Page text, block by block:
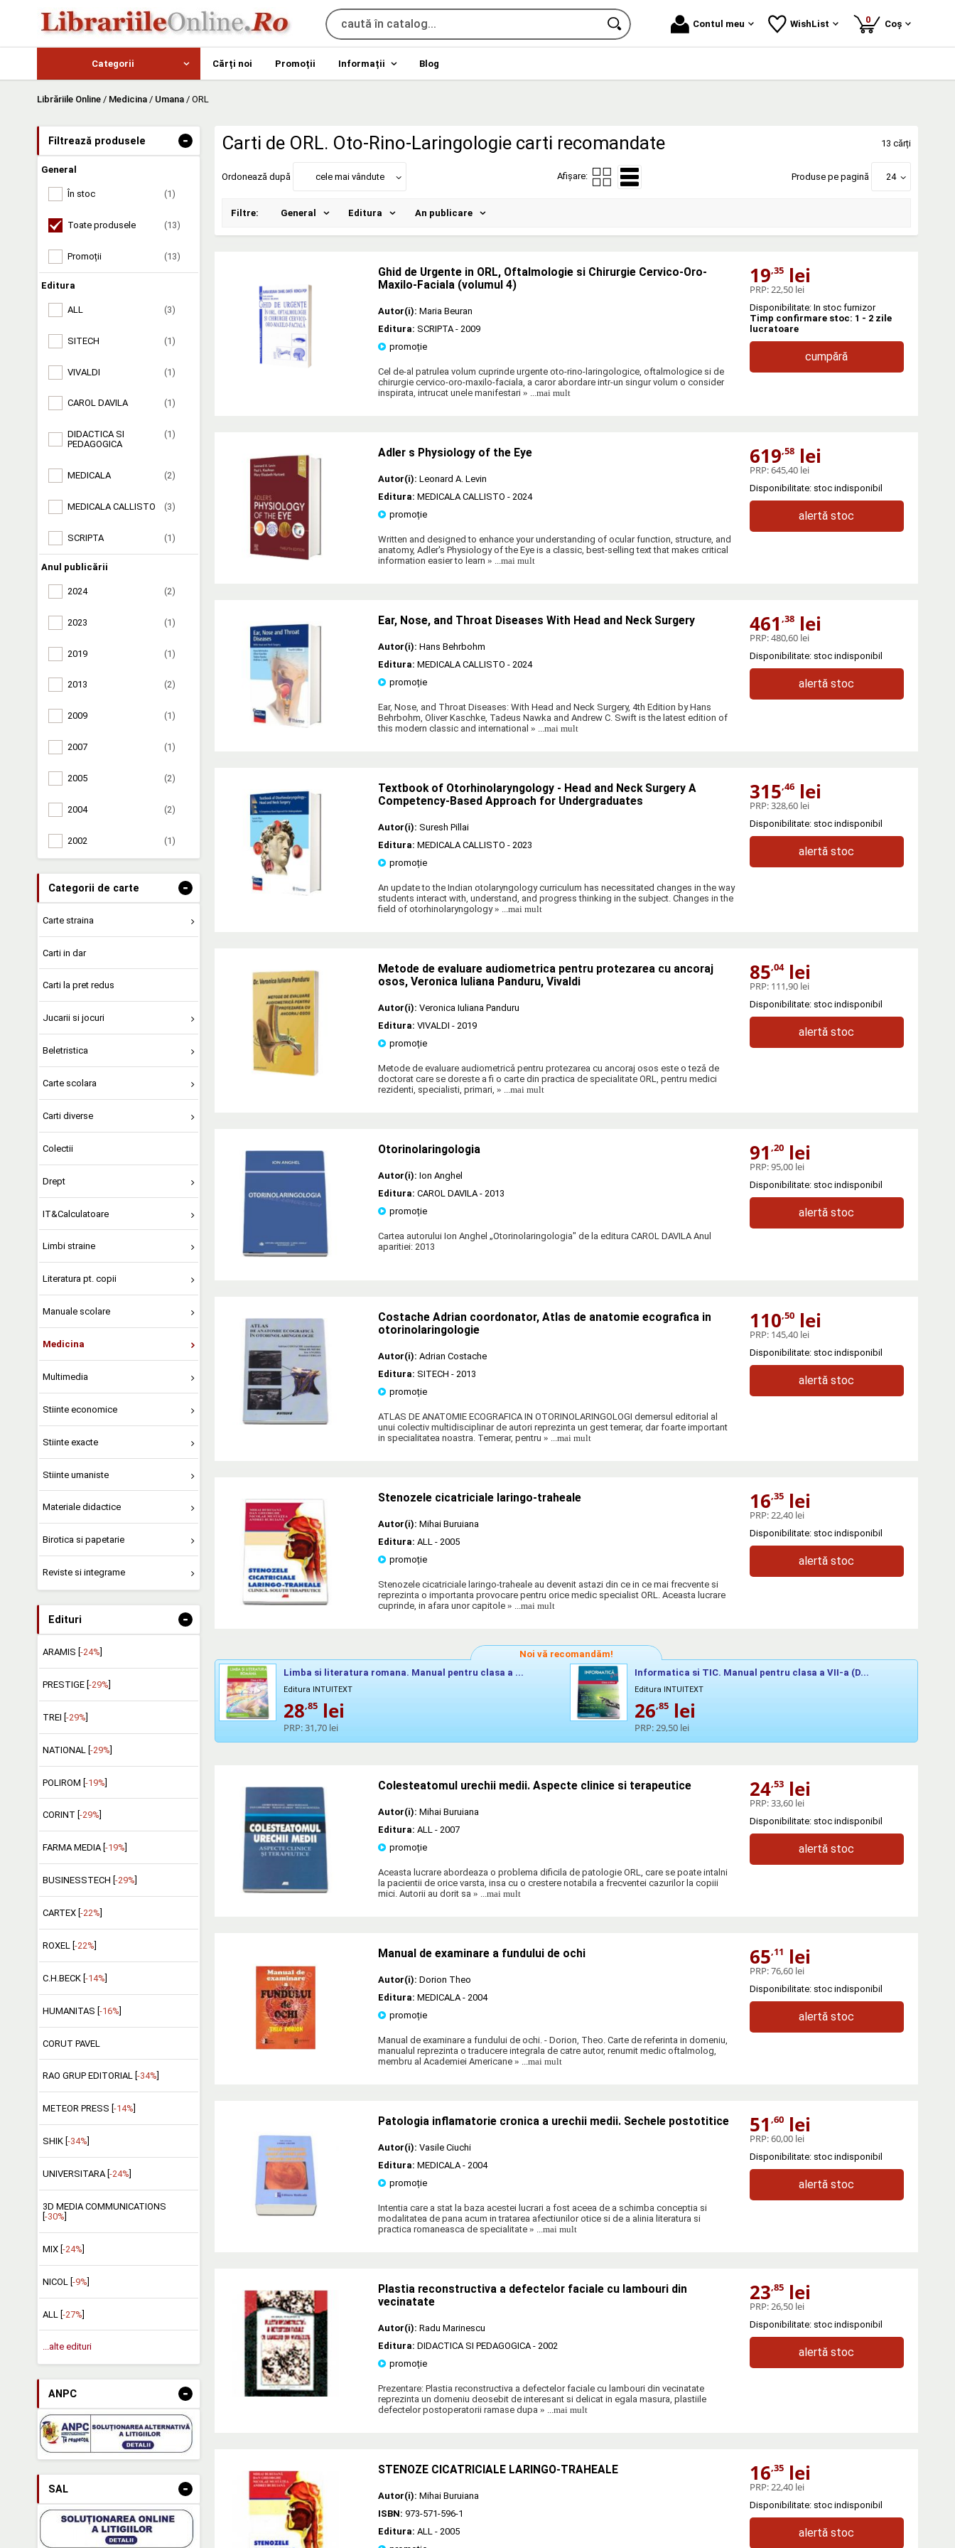
Contul meu WishList 0produse
Coș
Categorii Cărți noi Promoții Informații Blog
Librăriile Online / Medicina / Umana / ORL
Filtrează produsele -
General
În stoc (1)
Toate produsele (13)
Promoții (13)
Editura
ALL (3)
SITECH (1)
VIVALDI (1)
CAROL DAVILA (1)
DIDACTICA SI
PEDAGOGICA
(1)
MEDICALA (2)
MEDICALA CALLISTO (3)
SCRIPTA (1)
Anul publicării
2024 (2)
2023 (1)
2019 (1)
2013 (2)
2009 (1)
2007 (1)
2005 (2)
2004 (2)
2002 (1)
Categorii de carte -
Carte straina
Carti in dar
Carti la pret redus
Jucarii si jocuri
Beletristica
Carte scolara
Carti diverse
Colectii
Drept
IT&Calculatoare
Limbi straine
Literatura pt. copii
Manuale scolare
Medicina
Multimedia
Stiinte economice
Stiinte exacte
Stiinte umaniste
Materiale didactice
Birotica si papetarie
Reviste si integrame
Edituri -
ARAMIS [ -24%
PRESTIGE [ -29%
TREI [ -29%
NATIONAL [-29%]
POLIROM [-19%]
CORINT [ -29%
FARMA MEDIA [ -19%
BUSINESSTECH [ -29%
CARTEX [ -22%
ROXEL [ -22%
C.H.BECK [ -14%
HUMANITAS [-16%]
CORUT PAVEL
RAO GRUP EDITORIAL [ -34%
METEOR PRESS [ -14%
SHIK [ -34%
UNIVERSITARA [ -24%
3D MEDIA COMMUNICATIONS
-30%
MIX [ -24%
NICOL [-9%]
ALL [-27%]
...alte edituri
ANPC -
SAL -
Carti de ORL. Oto-Rino-Laringologie carti recomandate 13 cărți
Ordonează după cele mai vândute Afișare: Produse pe pagină 24
Filtre: General Editura An publicare
Ghid de Urgente in ORL, Oftalmologie si Chirurgie Cervico-Oro-
Maxilo-Faciala (volumul 4)
Autor(i): Maria Beuran
Editura: SCRIPTA - 2009
promoție
Cel de-al patrulea volum cuprinde urgente oto-rino-laringologice, oftalmologice si de
chirurgie cervico-oro-maxilo-faciala, a caror abordare intr-un singur volum o consider
inspirata, intrucat unele manifestari » ...mai mult
19,35lei
PRP: 22,50 lei
Disponibilitate: In stoc furnizor
Timp confirmare stoc: 1 - 2 zile
lucratoare
cumpără
Adler s Physiology of the Eye
Autor(i): Leonard A. Levin
Editura: MEDICALA CALLISTO - 2024
promoție
Written and designed to enhance your understanding of ocular function, structure, and
anatomy, Adler's Physiology of the Eye is a classic, best-selling text that makes critical
information easier to learn » ...mai mult
619,58lei
PRP:645,40 lei
Disponibilitate: stoc indisponibil
alertă stoc
Ear, Nose, and Throat Diseases With Head and Neck Surgery
Autor(i): Hans Behrbohm
Editura: MEDICALA CALLISTO - 2024
promoție
Ear, Nose, and Throat Diseases: With Head and Neck Surgery, 4th Edition by Hans
Behrbohm, Oliver Kaschke, Tadeus Nawka and Andrew C. Swift is the latest edition of
this modern classic and international » ...mai mult
461 ,38lei
PRP:480,60 lei
Disponibilitate: stoc indisponibil
alertă stoc
Textbook of Otorhinolaryngology - Head and Neck Surgery A
Competency-Based Approach for Undergraduates
Autor(i): Suresh Pillai
Editura: MEDICALA CALLISTO - 2023
promoție
An update to the Indian otolaryngology curriculum has necessitated changes in the way
students interact with, understand, and progress thinking in the subject. Changes in the
field of otorhinolaryngology» ...mai mult
315,46lei
PRP:328,60 lei
Disponibilitate: stoc indisponibil
alertă stoc
Metode de evaluare audiometrica pentru protezarea cu ancoraj
osos, Veronica Iuliana Panduru, Vivaldi
Autor(i): Veronica Iuliana Panduru
Editura: VIVALDI - 2019
promoție
Metode de evaluare audiometricǎ pentru protezarea cu ancoraj osos este o tezǎ de
doctorat care se doreste a fi o carte din practica de specialitate ORL, pentru medici
rezidenti, specialisti, primari, » ...mai mult
85,04lei
PRP: 111,90 lei
Disponibilitate: stoc indisponibil
alertă stoc
Otorinolaringologia
Autor(i): Ion Anghel
Editura: CAROL DAVILA - 2013
promoție
Cartea autorului Ion Anghel „Otorinolaringologia" de la editura CAROL DAVILA Anul
aparitiei: 2013
91 ,20lei
PRP:95,00 lei
Disponibilitate: stoc indisponibil
alertă stoc
Costache Adrian coordonator, Atlas de anatomie ecografica in
otorinolaringologie
Autor(i): Adrian Costache
Editura: SITECH - 2013
promoție
ATLAS DE ANATOMIE ECOGRAFICA IN OTORINOLARINGOLOGI demersul editorial al
unui colectiv multidisciplinar de autori reprezinta un gest temerar, dar foarte important
in specialitatea noastra. Temerar, pentru » ...mai mult
110,50lei
PRP: 145,40 lei
Disponibilitate: stoc indisponibil
alertă stoc
Stenozele cicatriciale laringo-traheale
Autor(i): Mihai Buruiana
Editura: ALL - 2005
promoție
Stenozele cicatriciale laringo-traheale au devenit astazi din ce in ce mai frecvente si
reprezinta o importanta provocare pentru orice medic specialist ORL. Aceasta lucrare
cuprinde, in afara unor capitole » ...mai mult
16,35lei
PRP: 22,40 lei
Disponibilitate: stoc indisponibil
alertă stoc
Noi vă recomandăm!
Limba si literatura romana. Manual pentru clasa a ...
Editura INTUITEXT
28,85 lei
PRP:31,70 lei
Informatica si TIC. Manual pentru clasa a VII-a (D...
Editura INTUITEXT
26,85 lei
PRP: 29,50 lei
Colesteatomul urechii medii. Aspecte clinice si terapeutice
Autor(i): Mihai Buruiana
Editura: ALL - 2007
promoție
Aceasta lucrare abordeaza o problema dificila de patologie ORL, care se poate intalni
la pacientii de orice varsta, insa cu o crestere notabila a frecventei cazurilor la copiii
mici. Autorii au dorit sa » ...mai mult
24,53lei
PRP:33,60 lei
Disponibilitate: stoc indisponibil
alertă stoc
Manual de examinare a fundului de ochi
Autor(i): Dorion Theo
Editura: MEDICALA - 2004
promoție
Manual de examinare a fundului de ochi. - Dorion, Theo. Carte de referinta in domeniu,
manualul reprezinta o traducere integrala de catre autor, renumit medic oftalmolog,
membru al Academiei Americane » ...mai mult
65,11 lei
PRP:76,60 lei
Disponibilitate: stoc indisponibil
alertă stoc
Patologia inflamatorie cronica a urechii medii. Sechele postotitice
Autor(i): Vasile Ciuchi
Editura: MEDICALA - 2004
promoție
Intentia care a stat la baza acestei lucrari a fost aceea de a schimba conceptia si
modalitatea de pana acum in tratarea afectiunilor otice si de a alinia literatura si
practica romaneasca de specialitate » ...mai mult
51 ,60lei
PRP:60,00 lei
Disponibilitate: stoc indisponibil
alertă stoc
Plastia reconstructiva a defectelor faciale cu lambouri din
vecinatate
Autor(i): Radu Marinescu
Editura: DIDACTICA SI PEDAGOGICA - 2002
promoție
Prezentare: Plastia reconstructiva a defectelor faciale cu lambouri din vecinatate
reprezinta un domeniu deosebit de interesant si delicat in egala masura, plastiile
defectelor postoperatorii ramase dupa » ...mai mult
23,85lei
PRP: 26,50 lei
Disponibilitate: stoc indisponibil
alertă stoc
STENOZE CICATRICIALE LARINGO-TRAHEALE
Autor(i): Mihai Buruiana
ISBN: 973-571-596-1
Editura: ALL - 2005
16,35lei
PRP: 22,40 lei
Disponibilitate: stoc indisponibil
alertă stoc